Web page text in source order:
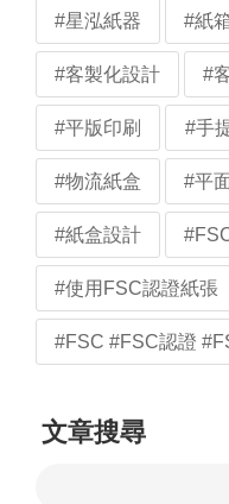
#星泓紙器 #紙
#客製化設計 #
#平版印刷 #手
#物流紙盒 #平
#紙盒設計
#使用FSC認證紙張
#FSC #FSC認證
文章搜尋